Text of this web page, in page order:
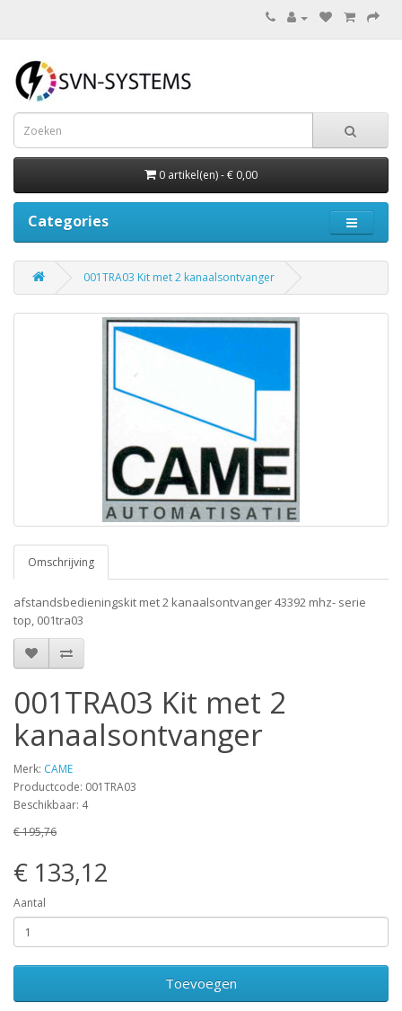
0 artikel(en) - € 0,00
Categories
001TRA03 Kit met 2 kanaalsontvanger
Omschrijving
afstandsbedieningskit met 2 kanaalsontvanger 43392 mhz- serie
top, 001tra03
001TRA03 Kit met 2
kanaalsontvanger
Merk: CAME
Productcode: 001TRA03
Beschikbaar: 4
€ 195,76
€ 133,12
Aantal
Toevoegen